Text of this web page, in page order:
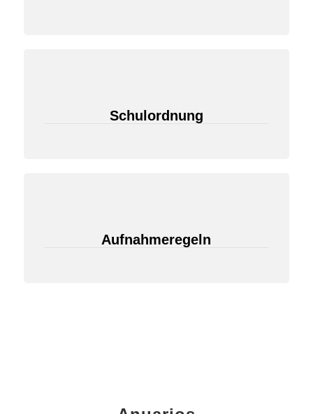
Schulordnung
Aufnahmeregeln